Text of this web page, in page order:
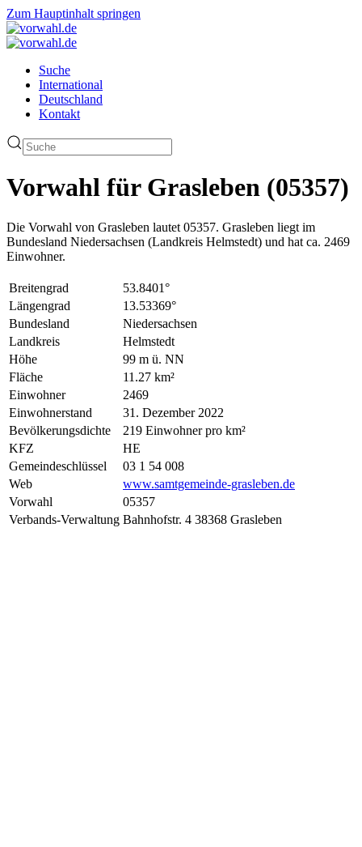
Zum Hauptinhalt springen
Suche
International
Deutschland
Kontakt
Vorwahl für Grasleben (05357)
Die Vorwahl von Grasleben lautet 05357. Grasleben liegt im
Bundesland Niedersachsen (Landkreis Helmstedt) und hat ca. 2469
Einwohner.
Breitengrad
53.8401°
Längengrad
13.53369°
Bundesland
Niedersachsen
Landkreis
Helmstedt
Höhe
99 m ü. NN
Fläche
11.27 km²
Einwohner
2469
Einwohnerstand
31. Dezember 2022
Bevölkerungsdichte
219 Einwohner pro km²
KFZ
HE
Gemeindeschlüssel
03 1 54 008
Web
www.samtgemeinde-grasleben.de
Vorwahl
05357
Verbands-Verwaltung Bahnhofstr. 4 38368 Grasleben